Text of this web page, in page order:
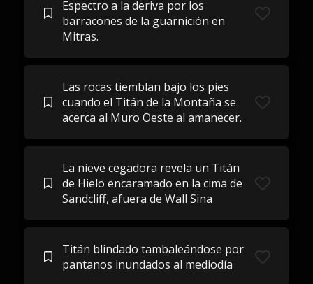
Espectro a la deriva por los
barracones de la guarnición en
Mitras.
Las rocas tiemblan bajo los pies
cuando el Titán de la Montaña se
acerca al Muro Oeste al amanecer.
La nieve cegadora revela un Titán
de Hielo encaramado en la cima de
Sandcliff, afuera de Wall Sina
Titán blindado tambaleándose por
pantanos inundados al mediodía